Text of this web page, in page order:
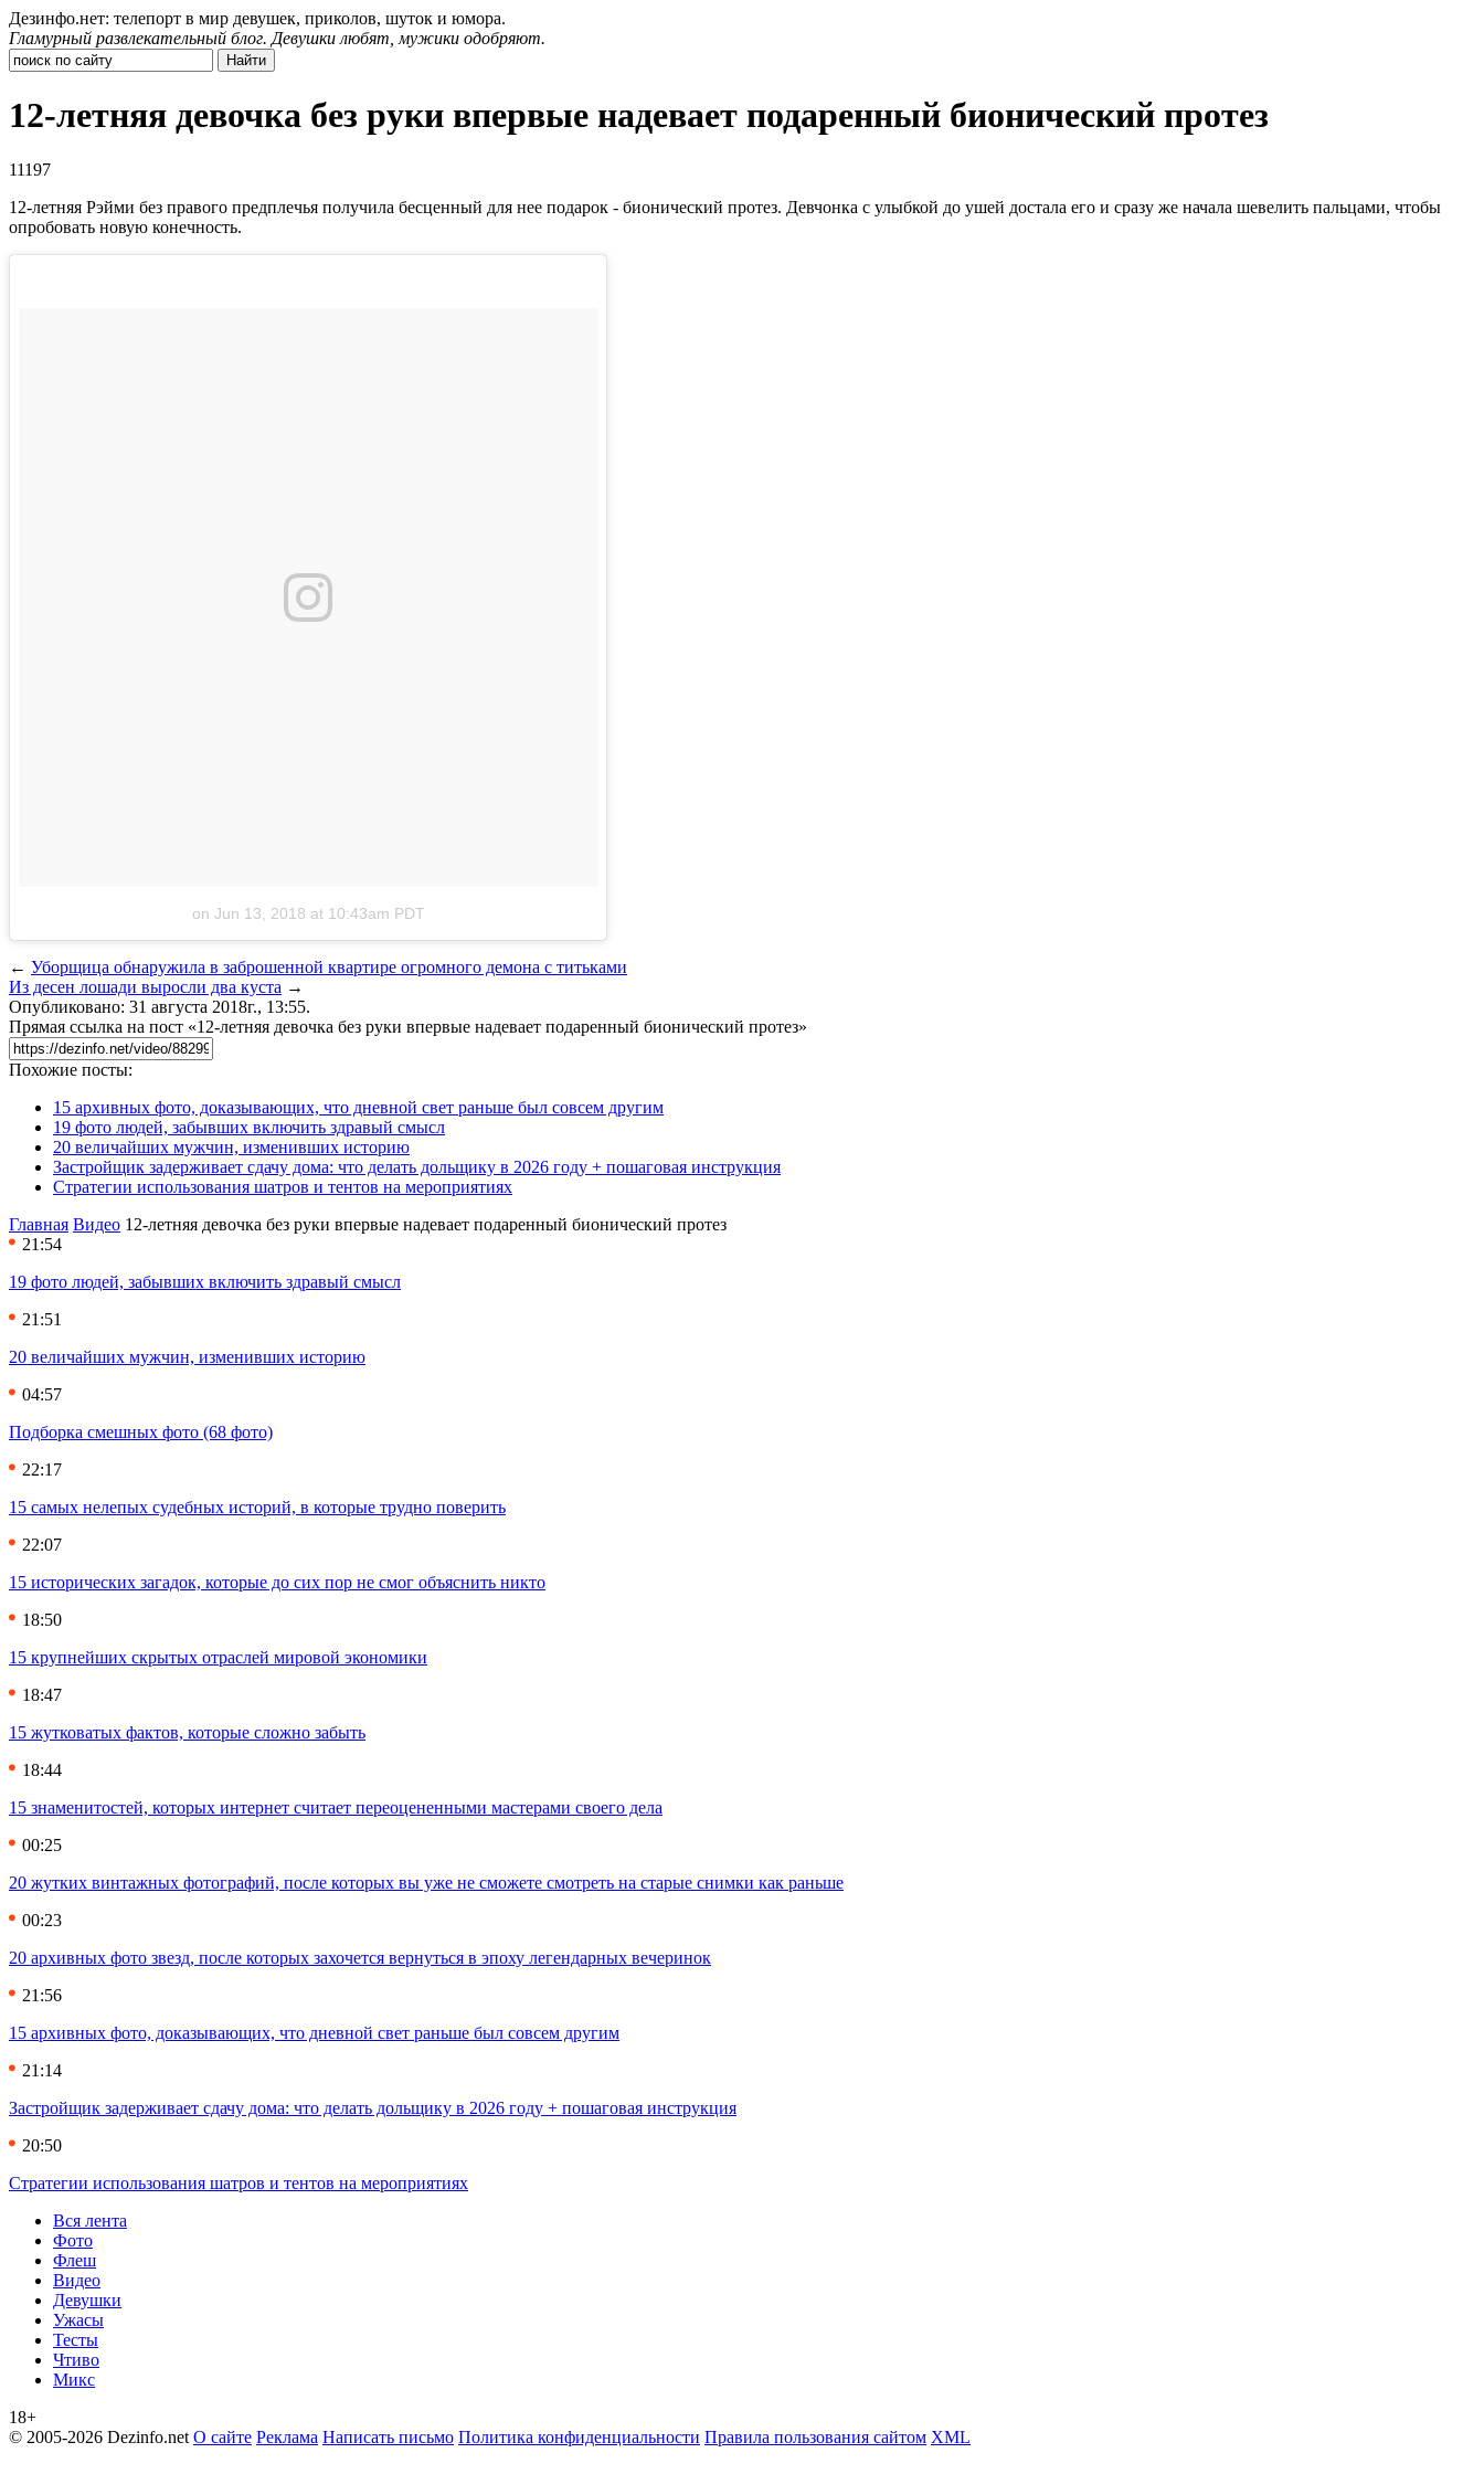
Дезинфо.нет: телепорт в мир девушек, приколов, шуток и юмора.
Гламурный развлекательный блог. Девушки любят, мужики одобряют.
12-летняя девочка без руки впервые надевает подаренный бионический протез
11197
12-летняя Рэйми без правого предплечья получила бесценный для нее подарок - бионический протез. Девчонка с улыбкой до ушей достала его и сразу же начала шевелить пальцами, чтобы
опробовать новую конечность.
on Jun 13, 2018 at 10:43am PDT
← Уборщица обнаружила в заброшенной квартире огромного демона с титьками
Из десен лошади выросли два куста →
Опубликовано: 31 августа 2018г., 13:55.
Прямая ссылка на пост «12-летняя девочка без руки впервые надевает подаренный бионический протез»
Похожие посты:
15 архивных фото, доказывающих, что дневной свет раньше был совсем другим
19 фото людей, забывших включить здравый смысл
20 величайших мужчин, изменивших историю
Застройщик задерживает сдачу дома: что делать дольщику в 2026 году + пошаговая инструкция
Стратегии использования шатров и тентов на мероприятиях
Главная Видео 12-летняя девочка без руки впервые надевает подаренный бионический протез
21:54
19 фото людей, забывших включить здравый смысл
21:51
20 величайших мужчин, изменивших историю
04:57
Подборка смешных фото (68 фото)
22:17
15 самых нелепых судебных историй, в которые трудно поверить
22:07
15 исторических загадок, которые до сих пор не смог объяснить никто
18:50
15 крупнейших скрытых отраслей мировой экономики
18:47
15 жутковатых фактов, которые сложно забыть
18:44
15 знаменитостей, которых интернет считает переоцененными мастерами своего дела
00:25
20 жутких винтажных фотографий, после которых вы уже не сможете смотреть на старые снимки как раньше
00:23
20 архивных фото звезд, после которых захочется вернуться в эпоху легендарных вечеринок
21:56
15 архивных фото, доказывающих, что дневной свет раньше был совсем другим
21:14
Застройщик задерживает сдачу дома: что делать дольщику в 2026 году + пошаговая инструкция
20:50
Стратегии использования шатров и тентов на мероприятиях
Вся лента
Фото
Флеш
Видео
Девушки
Ужасы
Тесты
Чтиво
Микс
18+
© 2005-2026 Dezinfo.net О сайте Реклама Написать письмо Политика конфиденциальности Правила пользования сайтом XML